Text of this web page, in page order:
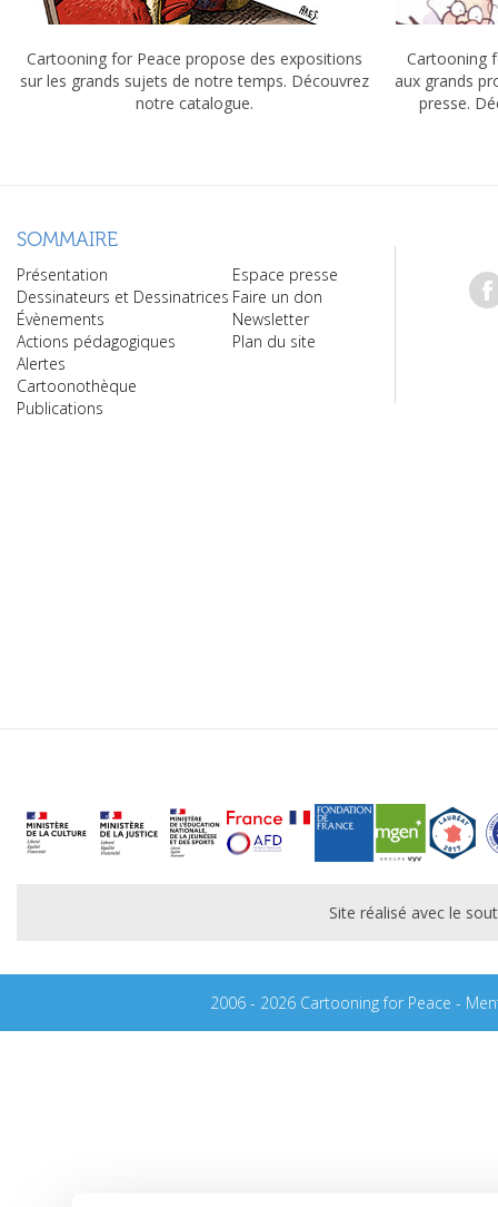
Cartooning for Peace propose des expositions
sur les grands sujets de notre temps. Découvrez
notre catalogue.
Cartooning
aux grands
presse.
SOMMAIRE
Présentation
Dessinateurs et Dessinatrices
Évènements
Actions pédagogiques
Alertes
Cartoonothèque
Publications
Espace presse
Faire un don
Newsletter
Plan du site
Site réalisé avec le
2006 - 2026 Cartooning for Peace -